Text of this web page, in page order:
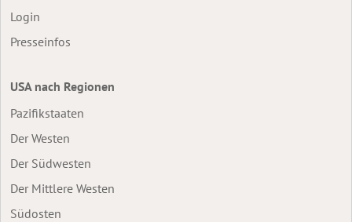
Login
Presseinfos
USA nach Regionen
Pazifikstaaten
Der Westen
Der Südwesten
Der Mittlere Westen
Südosten